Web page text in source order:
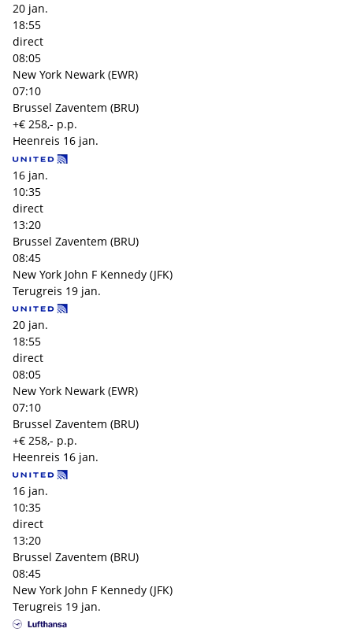
20 jan.
18:55
direct
08:05
New York Newark (EWR)
07:10
Brussel Zaventem (BRU)
+€ 258,- p.p.
Heenreis 16 jan.
16 jan.
10:35
direct
13:20
Brussel Zaventem (BRU)
08:45
New York John F Kennedy (JFK)
Terugreis 19 jan.
20 jan.
18:55
direct
08:05
New York Newark (EWR)
07:10
Brussel Zaventem (BRU)
+€ 258,- p.p.
Heenreis 16 jan.
16 jan.
10:35
direct
13:20
Brussel Zaventem (BRU)
08:45
New York John F Kennedy (JFK)
Terugreis 19 jan.